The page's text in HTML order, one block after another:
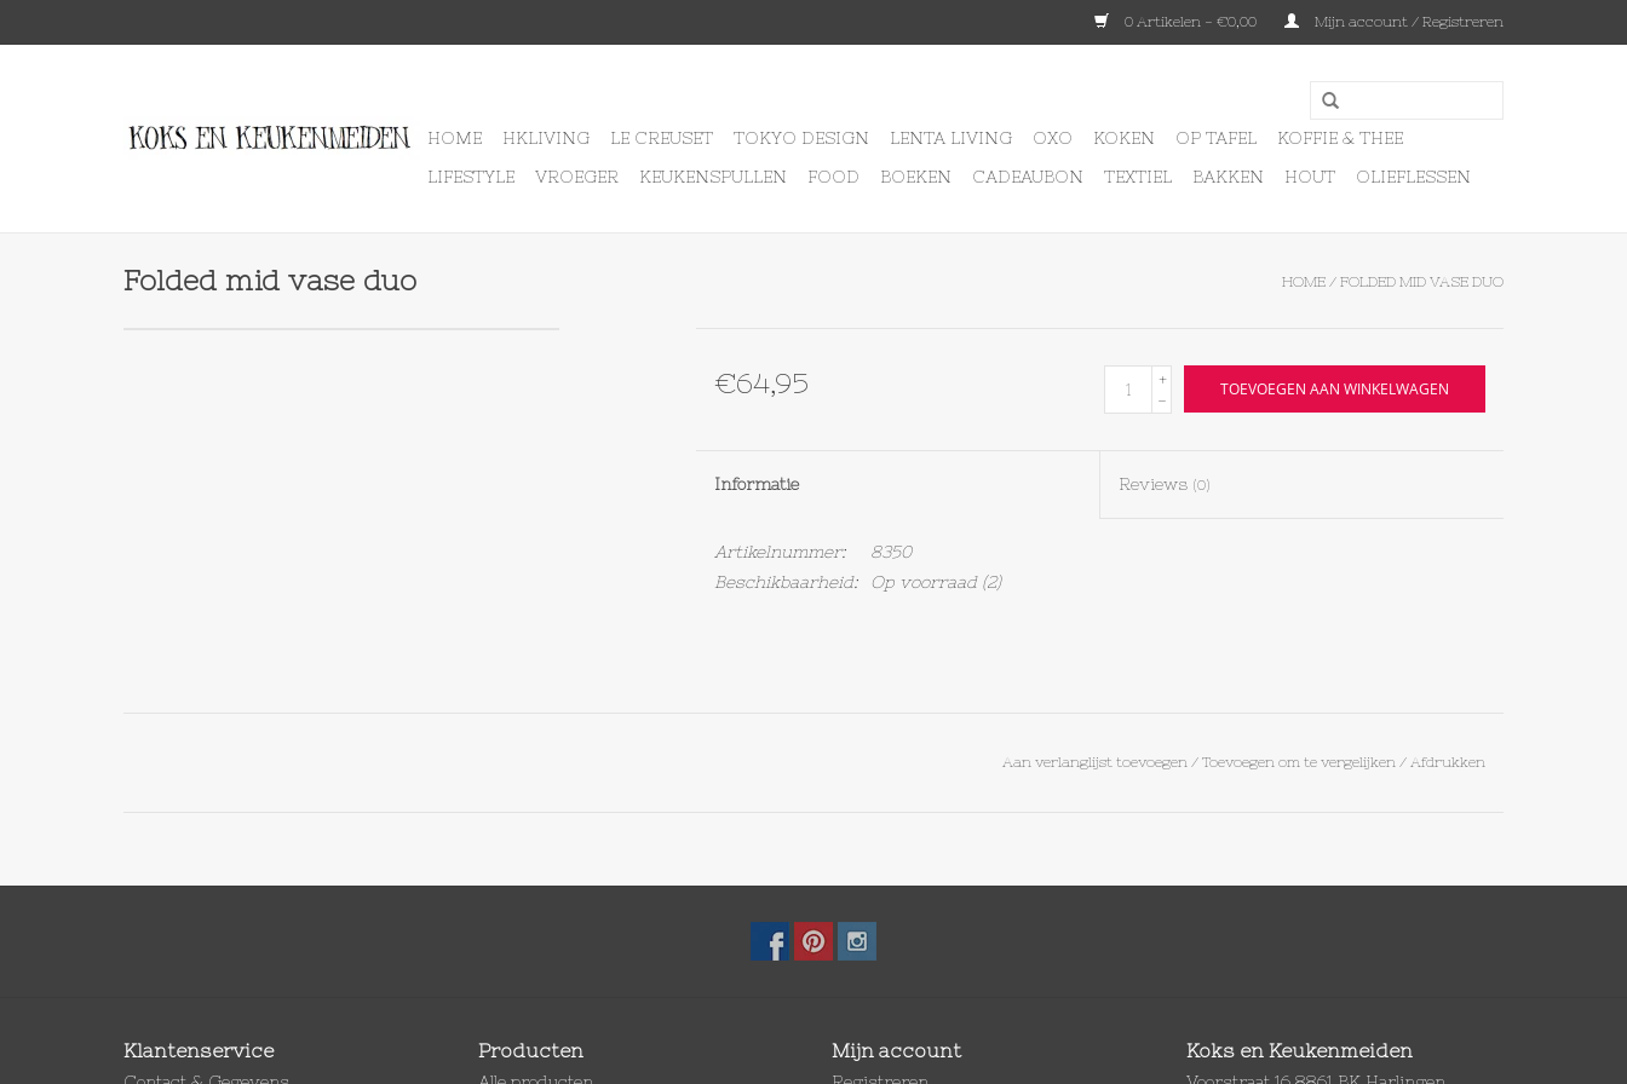
0 Artikelen - €0,00 Mijn account / Registreren
HOME HKLIVING LE CREUSET TOKYO DESIGN LENTA LIVING OXO KOKEN OP TAFEL
KOFFIE & THEE
LIFESTYLE
VROEGER KEUKENSPULLEN FOOD BOEKEN CADEAUBON TEXTIEL BAKKEN HOUT OLIEFLESSEN
Folded mid vase duo HOME / FOLDED MID VASE DUO
€64,95
+
-
TOEVOEGEN AAN WINKELWAGEN
Informatie Reviews (0)
Artikelnummer:
8350
Beschikbaarheid:
Op voorraad(2)
Aan verlanglijst toevoegen/ Toevoegen om te vergelijken / Afdrukken
Klantenservice Producten Mijn account Koks en Keukenmeiden